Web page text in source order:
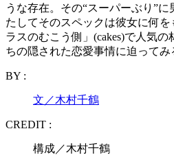
うな存在。その“スーパーぶり”
たしてそのスペックは彼女に何
ラスのむこう側」(cakes)で人気
ちの隠された恋愛事情に迫ってみ
BY :
文／木村千鶴
CREDIT :
構成／木村千鶴